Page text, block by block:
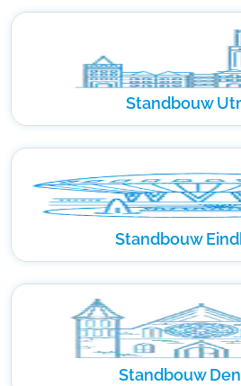
Standbouw
Standbouw
Standbouw